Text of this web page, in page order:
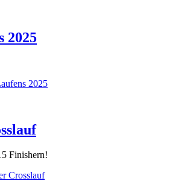
2025
2025
Finishern!
Crosslauf